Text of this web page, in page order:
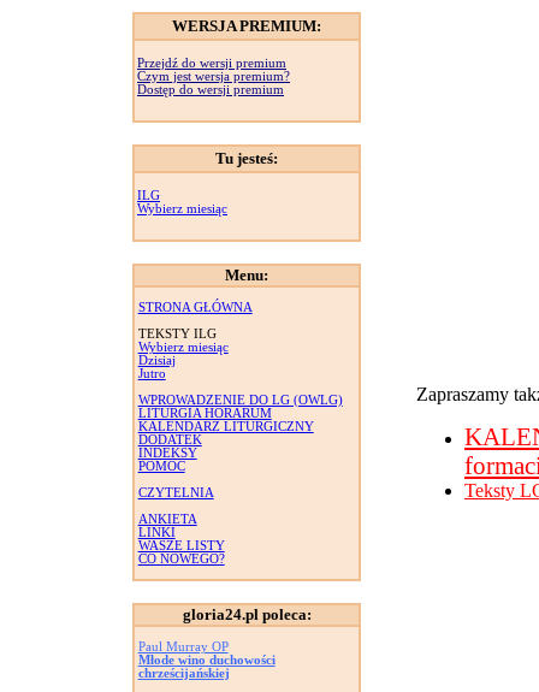
WERSJA PREMIUM:
Przejdź do wersji premium
Czym jest wersja premium?
Dostęp do wersji premium
Tu jesteś:
ILG
Wybierz miesiąc
Menu:
STRONA GŁÓWNA
TEKSTY ILG
Wybierz miesiąc
Dzisiaj
Jutro
WPROWADZENIE DO LG (OWLG)
LITURGIA HORARUM
KALENDARZ LITURGICZNY
DODATEK
INDEKSY
POMOC
CZYTELNIA
ANKIETA
LINKI
WASZE LISTY
CO NOWEGO?
gloria24.pl poleca:
Paul Murray OP
Młode wino duchowości
chrześcijańskiej
Zapraszamy
Teksty